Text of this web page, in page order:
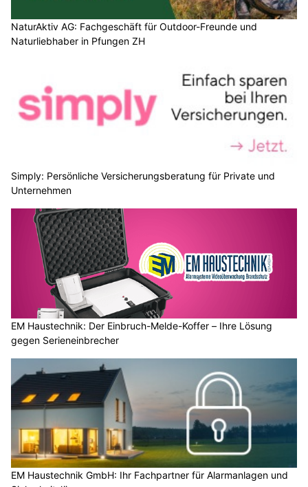
NaturAktiv AG: Fachgeschäft für Outdoor-Freunde und
Naturliebhaber in Pfungen ZH
Simply: Persönliche Versicherungsberatung für Private und
Unternehmen
EM Haustechnik: Der Einbruch-Melde-Koffer – Ihre Lösung
gegen Serieneinbrecher
EM Haustechnik GmbH: Ihr Fachpartner für Alarmanlagen und